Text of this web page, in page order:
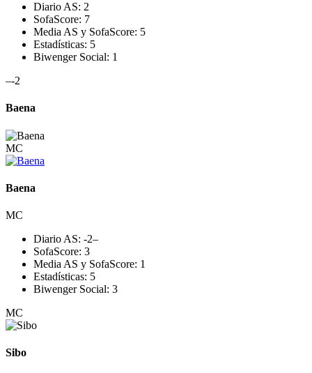
Diario AS: 2
SofaScore: 7
Media AS y SofaScore: 5
Estadísticas: 5
Biwenger Social: 1
–-2
Baena
MC
Baena
MC
Diario AS: -2–
SofaScore: 3
Media AS y SofaScore: 1
Estadísticas: 5
Biwenger Social: 3
MC
Sibo